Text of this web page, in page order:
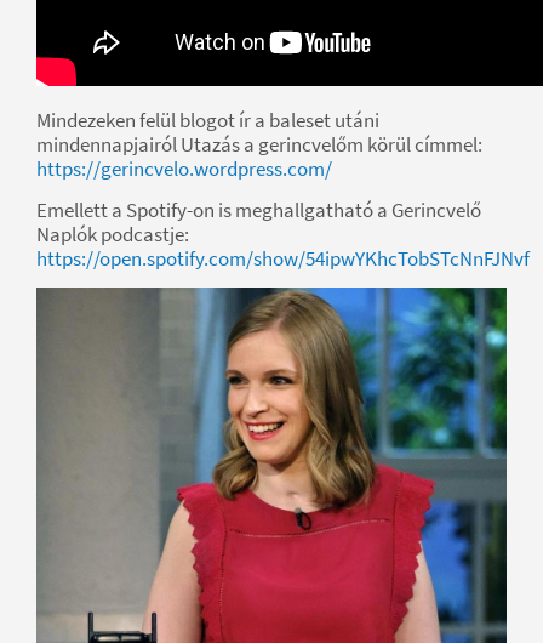
Mindezeken felül blogot ír a baleset utáni
mindennapjairól Utazás a gerincvelőm körül címmel:
https://gerincvelo.wordpress.com/
Emellett a Spotify-on is meghallgatható a Gerincvelő
Naplók podcastje:
https://open.spotify.com/show/54ipwYKhcTobSTcNnFJNvf